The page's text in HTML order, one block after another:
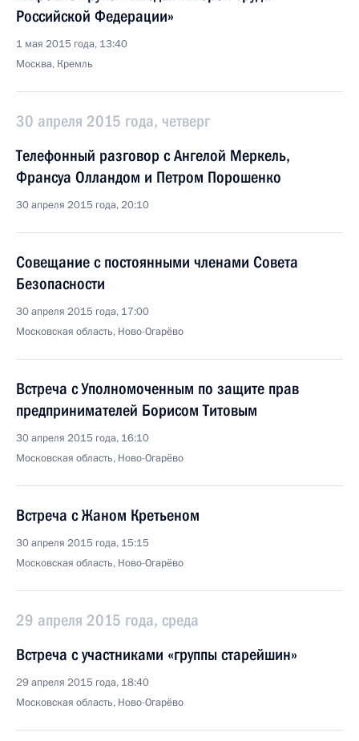
Российской Федерации»
1 мая 2015 года, 13:40
Москва, Кремль
30 апреля 2015 года, четверг
Телефонный разговор с Ангелой Меркель,
Франсуа Олландом и Петром Порошенко
30 апреля 2015 года, 20:10
Совещание с постоянными членами Совета
Безопасности
30 апреля 2015 года, 17:00
Московская область, Ново-Огарёво
Встреча с Уполномоченным по защите прав
предпринимателей Борисом Титовым
30 апреля 2015 года, 16:10
Московская область, Ново-Огарёво
Встреча с Жаном Кретьеном
30 апреля 2015 года, 15:15
Московская область, Ново-Огарёво
29 апреля 2015 года, среда
Встреча с участниками «группы старейшин»
29 апреля 2015 года, 18:40
Московская область, Ново-Огарёво